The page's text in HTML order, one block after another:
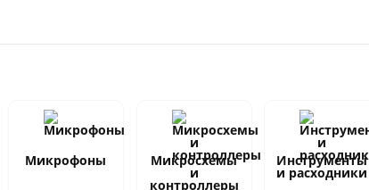
Микрофоны Микросхемы
и
контроллеры
Инструменты
и расходники